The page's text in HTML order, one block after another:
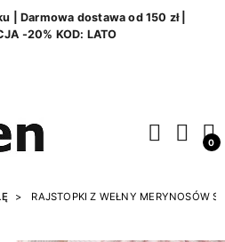
| Darmowa dostawa od 150 zł |
-20% KOD: LATO
0
RAJSTOPKI Z WEŁNY MERYNOSÓW